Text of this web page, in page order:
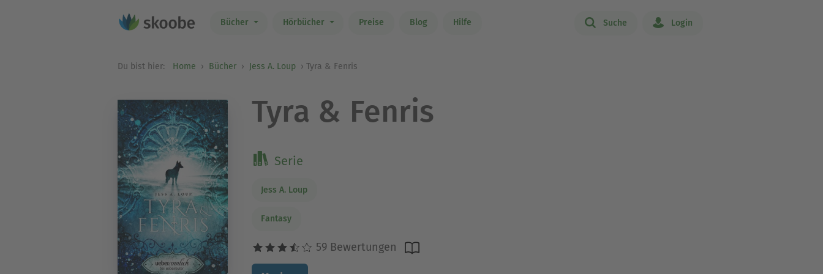
Bücher Hörbücher Preise Blog Hilfe Suche Login
Du bist hier: Home Bücher Jess A. Loup Tyra & Fenris
Tyra & Fenris
Serie
Jess A. Loup
Fantasy
59 Bewertungen